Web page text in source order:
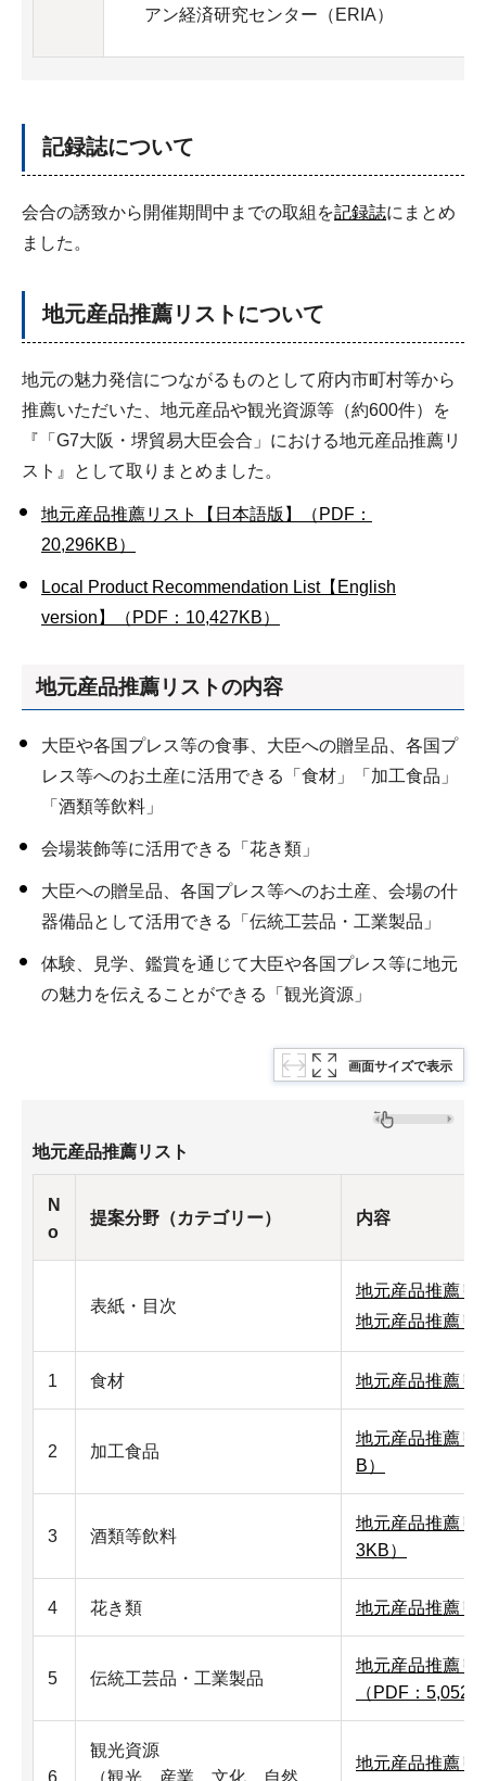
アン経済研究センター（ERIA）
記録誌について
会合の誘致から開催期間中までの取組を記録誌にまとめ
ました。
地元産品推薦リストについて
地元の魅力発信につながるものとして府内市町村等から
推薦いただいた、地元産品や観光資源等（約600件）を
『「G7大阪・堺貿易大臣会合」における地元産品推薦リ
スト』として取りまとめました。
地元産品推薦リスト【日本語版】（PDF：
20,296KB）
Local Product Recommendation List【English
version】（PDF：10,427KB）
地元産品推薦リストの内容
大臣や各国プレス等の食事、大臣への贈呈品、各国プ
レス等へのお土産に活用できる「食材」「加工食品」
「酒類等飲料」
会場装飾等に活用できる「花き類」
大臣への贈呈品、各国プレス等へのお土産、会場の什
器備品として活用できる「伝統工芸品・工業製品」
体験、見学、鑑賞を通じて大臣や各国プレス等に地元
の魅力を伝えることができる「観光資源」
画面サイズで表示
地元産品推薦リスト
N
o
提案分野（カテゴリー） 内容
表紙・目次
地元産品推薦リ
地元産品推薦リ
1 食材 地元産品推薦リ
2 加工食品
地元産品推薦リ
B）
3 酒類等飲料
地元産品推薦リ
3KB）
4 花き類 地元産品推薦リ
5 伝統工芸品・工業製品
地元産品推薦リ
（PDF：
6
観光資源
（観光、産業、文化、自然、
地元産品推薦リ